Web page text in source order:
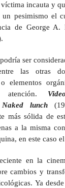
incauta y
un pesimismo el
de George A.
ser
las otras
o elementos
Naked lunch
más sólida de
a la misma
en este caso
en la
cambios y
Ya desde